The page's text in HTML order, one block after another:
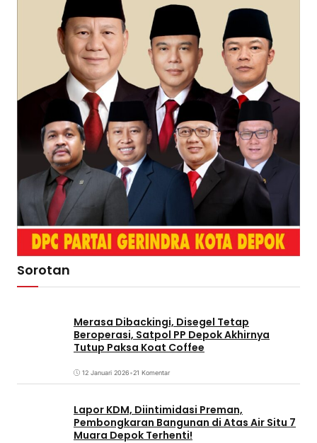
Sorotan
Merasa Dibackingi, Disegel Tetap
Beroperasi, Satpol PP Depok Akhirnya
Tutup Paksa Koat Coffee
12 Januari 2026•21 Komentar
Lapor KDM, Diintimidasi Preman,
Pembongkaran Bangunan di Atas Air Situ 7
Muara Depok Terhenti!